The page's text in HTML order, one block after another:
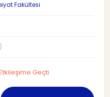
Fakültesi
Geçti